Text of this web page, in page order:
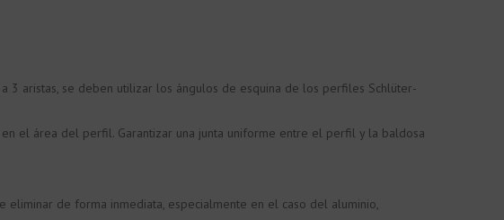
3 aristas, se deben utilizar los ángulos de esquina de los perfiles Schlüter-
el área del perfil. Garantizar una junta uniforme entre el perfil y la baldosa
eliminar de forma inmediata, especialmente en el caso del aluminio,